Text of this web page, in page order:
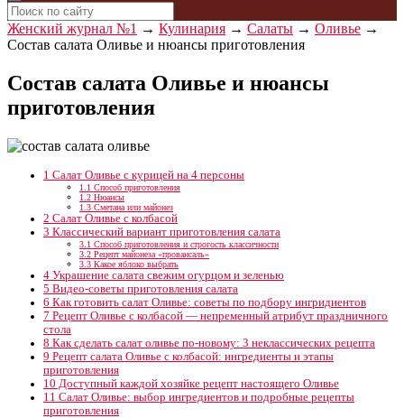
Женский журнал №1 → Кулинария → Салаты → Оливье →
Состав салата Оливье и нюансы приготовления
Состав салата Оливье и нюансы
приготовления
1 Салат Оливье с курицей на 4 персоны
1.1 Способ приготовления
1.2 Нюансы
1.3 Сметана или майонез
2 Салат Оливье с колбасой
3 Классический вариант приготовления салата
3.1 Способ приготовления и строгость классичности
3.2 Рецепт майонеза «провансаль»
3.3 Какое яблоко выбрать
4 Украшение салата свежим огурцом и зеленью
5 Видео-советы приготовления салата
6 Как готовить салат Оливье: советы по подбору ингридиентов
7 Рецепт Оливье с колбасой — непременный атрибут праздничного
стола
8 Как сделать салат оливье по-новому: 3 неклассических рецепта
9 Рецепт салата Оливье с колбасой: ингредиенты и этапы
приготовления
10 Доступный каждой хозяйке рецепт настоящего Оливье
11 Салат Оливье: выбор ингредиентов и подробные рецепты
приготовления